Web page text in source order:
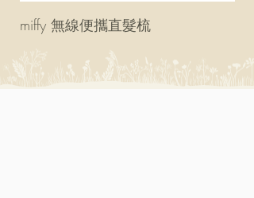
miffy 無線便攜直髮梳